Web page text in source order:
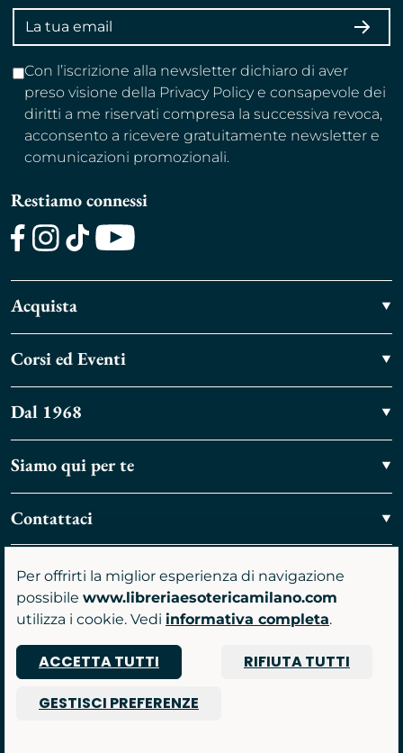
Indirizzo
email
Con l’iscrizione alla newsletter dichiaro di aver
preso visione della Privacy Policy e consapevole dei
diritti a me riservati compresa la successiva revoca,
acconsento a ricevere gratuitamente newsletter e
comunicazioni promozionali.
Restiamo connessi
Acquista
Corsi ed Eventi
Dal 1968
Siamo qui per te
Contattaci
Vieni a trovarci
P.IVA 07481590961
© 2026 Libreria Gruppo Anima srl
Per offrirti la miglior esperienza di navigazione
possibile www.libreriaesotericamilano.com
utilizza i cookie. Vedi informativa completa.
ACCETTA TUTTI
RIFIUTA TUTTI
GESTISCI PREFERENZE